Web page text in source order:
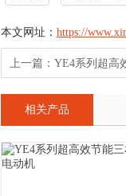
本文网址： https://
上一篇： YE4系列超高
相关产品